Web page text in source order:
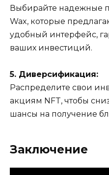
Выбирайте надежные
Wax, которые
удобный интерфейс,
ваших инвестиций.
5. Диверсификация:
Распределите свои
акциям NFT, чтобы
шансы на получение
Заключение